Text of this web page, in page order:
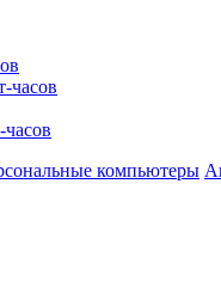
часов
компьютеры